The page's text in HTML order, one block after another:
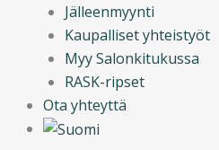
Jälleenmyynti
Kaupalliset yhteistyöt
Myy Salonkitukussa
RASK-ripset
Ota yhteyttä